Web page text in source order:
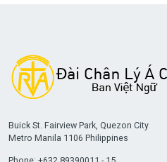
Buick St. Fairview Park, Quezon City
Metro Manila 1106 Philippines